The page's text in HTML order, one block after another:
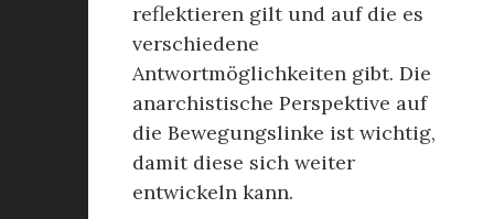
reflektieren gilt und auf die es
verschiedene
Antwortmöglichkeiten gibt. Die
anarchistische Perspektive auf
die Bewegungslinke ist wichtig,
damit diese sich weiter
entwickeln kann.